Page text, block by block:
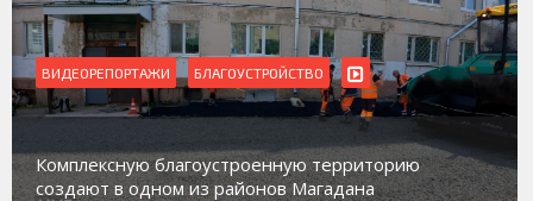
ВИДЕОРЕПОРТАЖИ
Магадан присоединился к пилотному проекту по
работе с несовершеннолетними из групп
социального риска «Переправа»